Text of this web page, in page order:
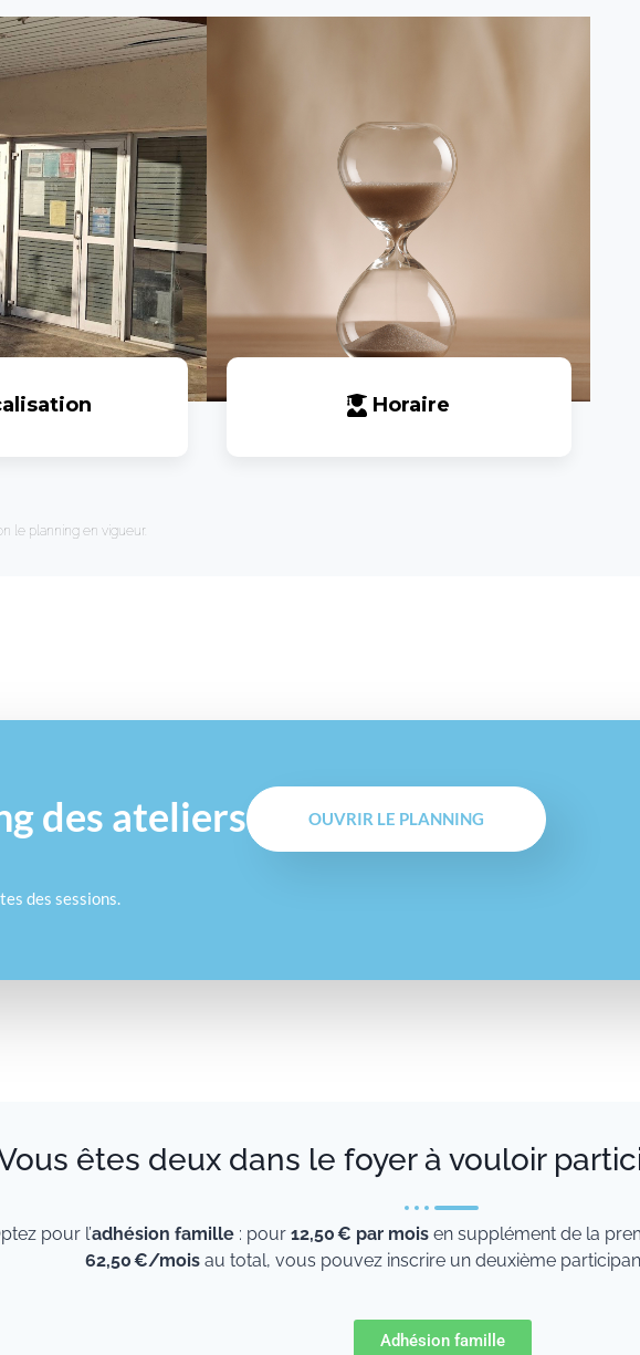
Horaire
le planning en vigueur.
des ateliers
des sessions.
OUVRIR LE PLANNING
êtes deux dans le foyer à vouloir
pour l’adhésion famille: pour 12,50 € par moisen supplément de la
62,50 €/moisau total, vous pouvez inscrire un deuxième
Adhésion famille